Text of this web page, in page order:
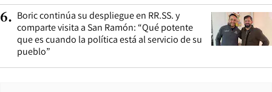
6. Boric continúa su despliegue en RR.SS. y
comparte visita a San Ramón: “Qué potente
que es cuando la política está al servicio de su
pueblo”